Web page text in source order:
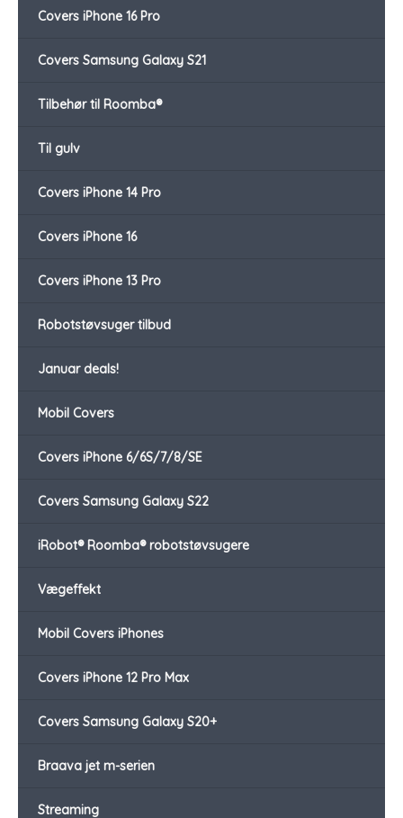
Covers iPhone 16 Pro
Covers Samsung Galaxy S21
Tilbehør til Roomba®
Til gulv
Covers iPhone 14 Pro
Covers iPhone 16
Covers iPhone 13 Pro
Robotstøvsuger tilbud
Januar deals!
Mobil Covers
Covers iPhone 6/6S/7/8/SE
Covers Samsung Galaxy S22
iRobot® Roomba® robotstøvsugere
Vægeffekt
Mobil Covers iPhones
Covers iPhone 12 Pro Max
Covers Samsung Galaxy S20+
Braava jet m-serien
Streaming